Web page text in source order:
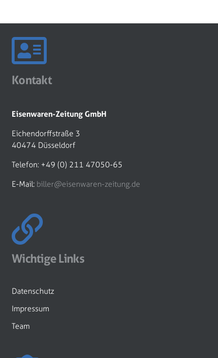
Kontakt
Eisenwaren-Zeitung GmbH
Eichendorffstraße 3
40474 Düsseldorf
Telefon: +49 (0) 211 47050-65
E-Mail: biller@eisenwaren-zeitung.de
Wichtige Links
Datenschutz
Impressum
Team